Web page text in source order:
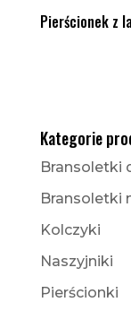
Pierścionek z
Kategorie
Bransoletki
Bransoletki
Kolczyki
Naszyjniki
Pierścionki